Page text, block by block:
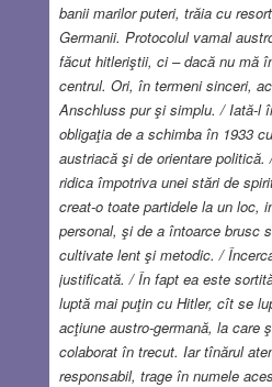
banii marilor puteri, trăia cu
Germanii. Protocolul vamal
făcut hitleriştii, ci – dacă nu mă
centrul. Ori, în termeni sinceri,
Anschluss pur şi simplu. / Iată-l
obligaţia de a schimba în 1933
austriacă şi de orientare
ridica împotriva unei stări de
creat-o toate partidele la un loc,
personal, şi de a întoarce brusc
cultivate lent şi metodic. /
justificată. / În fapt ea este
luptă mai puţin cu Hitler, cît se
acţiune austro-germană, la care
colaborat în trecut. Iar tînărul
responsabil, trage în numele